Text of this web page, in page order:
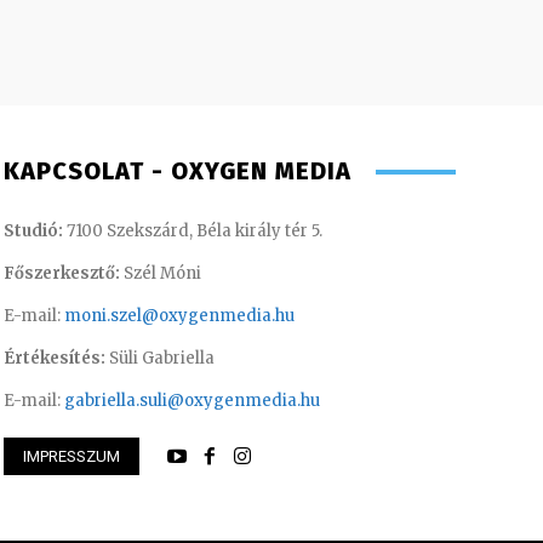
Csaba – szerkesztő-riporter
KAPCSOLAT - OXYGEN MEDIA
Studió: 7100 Szekszárd, Béla király tér 5.
Főszerkesztő: Szél Móni
E-mail: moni.szel@oxygenmedia.hu
Értékesítés: Süli Gabriella
E-mail: gabriella.suli@oxygenmedia.hu
IMPRESSZUM